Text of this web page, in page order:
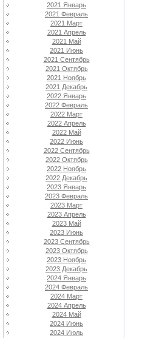
2021 Январь
2021 Февраль
2021 Март
2021 Апрель
2021 Май
2021 Июнь
2021 Сентябрь
2021 Октябрь
2021 Ноябрь
2021 Декабрь
2022 Январь
2022 Февраль
2022 Март
2022 Апрель
2022 Май
2022 Июнь
2022 Сентябрь
2022 Октябрь
2022 Ноябрь
2022 Декабрь
2023 Январь
2023 Февраль
2023 Март
2023 Апрель
2023 Май
2023 Июнь
2023 Сентябрь
2023 Октябрь
2023 Ноябрь
2023 Декабрь
2024 Январь
2024 Февраль
2024 Март
2024 Апрель
2024 Май
2024 Июнь
2024 Июль